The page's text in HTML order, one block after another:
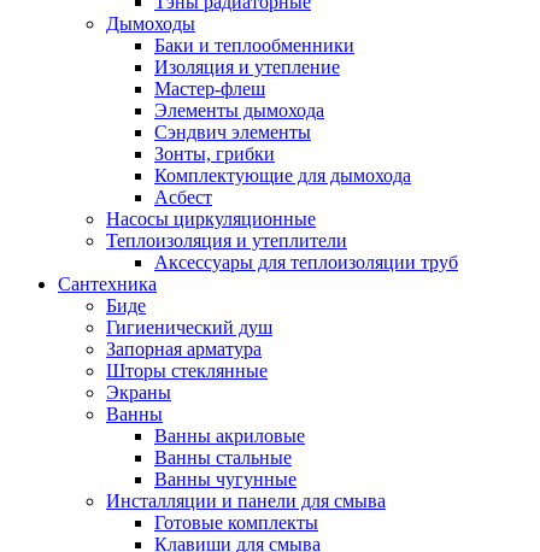
Дымоходы
Баки и теплообменники
Изоляция и утепление
Мастер-флеш
Элементы дымохода
Сэндвич элементы
Зонты, грибки
Комплектующие для дымохода
Асбест
Насосы циркуляционные
Теплоизоляция и утеплители
Аксессуары для теплоизоляции труб
Сантехника
Биде
Гигиенический душ
Запорная арматура
Шторы стеклянные
Экраны
Ванны
Ванны акриловые
Ванны стальные
Ванны чугунные
Инсталляции и панели для смыва
Готовые комплекты
Клавиши для смыва